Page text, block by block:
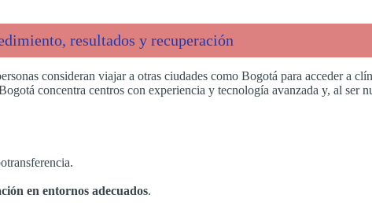
resultados y recuperación
consideran viajar a otras ciudades como Bogotá para acceder a
concentra centros con experiencia y tecnología avanzada y, al ser
en entornos adecuados.